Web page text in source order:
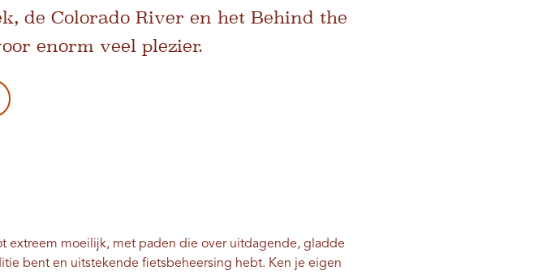
de Colorado River en het Behind the
enorm veel plezier.
extreem moeilijk, met paden die over uitdagende, gladde
bent en uitstekende fietsbeheersing hebt. Ken je eigen